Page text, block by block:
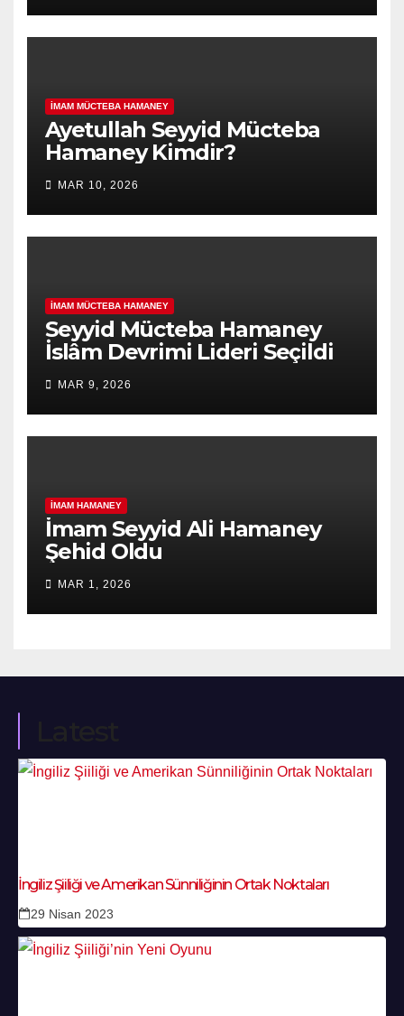
İMAM MÜCTEBA HAMANEY
Ayetullah Seyyid Mücteba
Hamaney Kimdir?
MAR 10, 2026
İMAM MÜCTEBA HAMANEY
Seyyid Mücteba Hamaney
İslâm Devrimi Lideri Seçildi
MAR 9, 2026
İMAM HAMANEY
İmam Seyyid Ali Hamaney
Şehid Oldu
MAR 1, 2026
İngiliz Şiiliği ve Amerikan Sünniliğinin Ortak Noktaları
29 Nisan 2023